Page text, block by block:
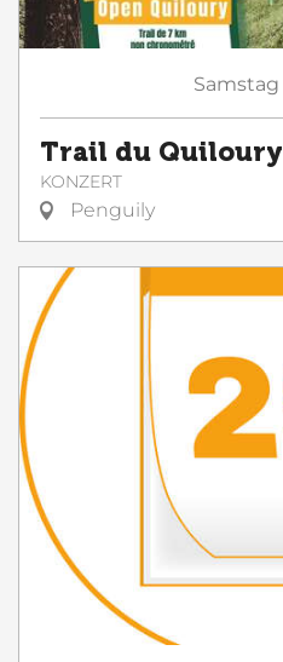
Samstag
Trail du Quiloury
KONZERT
Penguily